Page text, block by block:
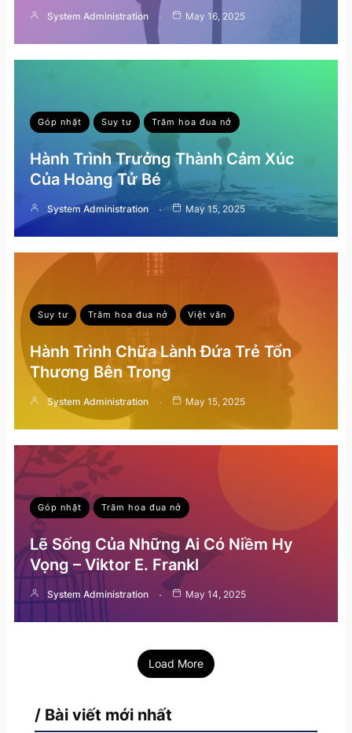
System Administration May 16, 2025
Góp nhặt Suy tư Trăm hoa đua nở
Hành Trình Trưởng Thành Cảm Xúc
Của Hoàng Tử Bé
System Administration May 15, 2025
Suy tư Trăm hoa đua nở Việt văn
Hành Trình Chữa Lành Đứa Trẻ Tổn
Thương Bên Trong
System Administration May 15, 2025
Góp nhặt Trăm hoa đua nở
Lẽ Sống Của Những Ai Có Niềm Hy
Vọng – Viktor E. Frankl
System Administration May 14, 2025
Load More
/ Bài viết mới nhất